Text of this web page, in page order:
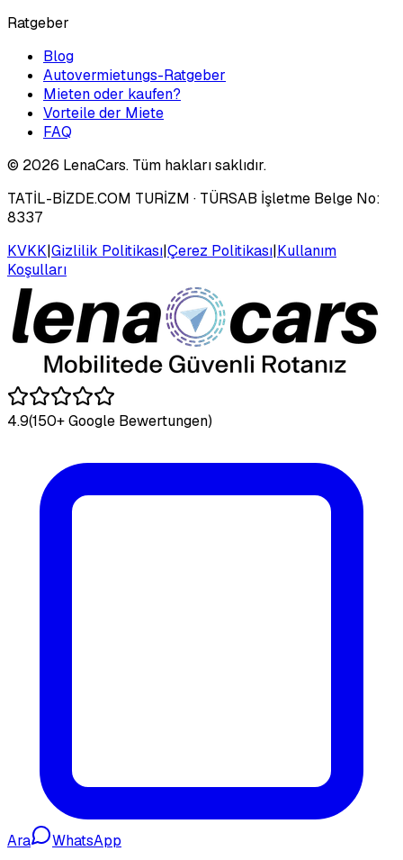
Ratgeber
Blog
Autovermietungs-Ratgeber
Mieten oder kaufen?
Vorteile der Miete
FAQ
© 2026 LenaCars. Tüm hakları saklıdır.
TATİL-BİZDE.COM TURİZM · TÜRSAB İşletme Belge No:
8337
KVKK|Gizlilik Politikası|Çerez Politikası|Kullanım
Koşulları
4.9(150+ Google Bewertungen)
Ara WhatsApp